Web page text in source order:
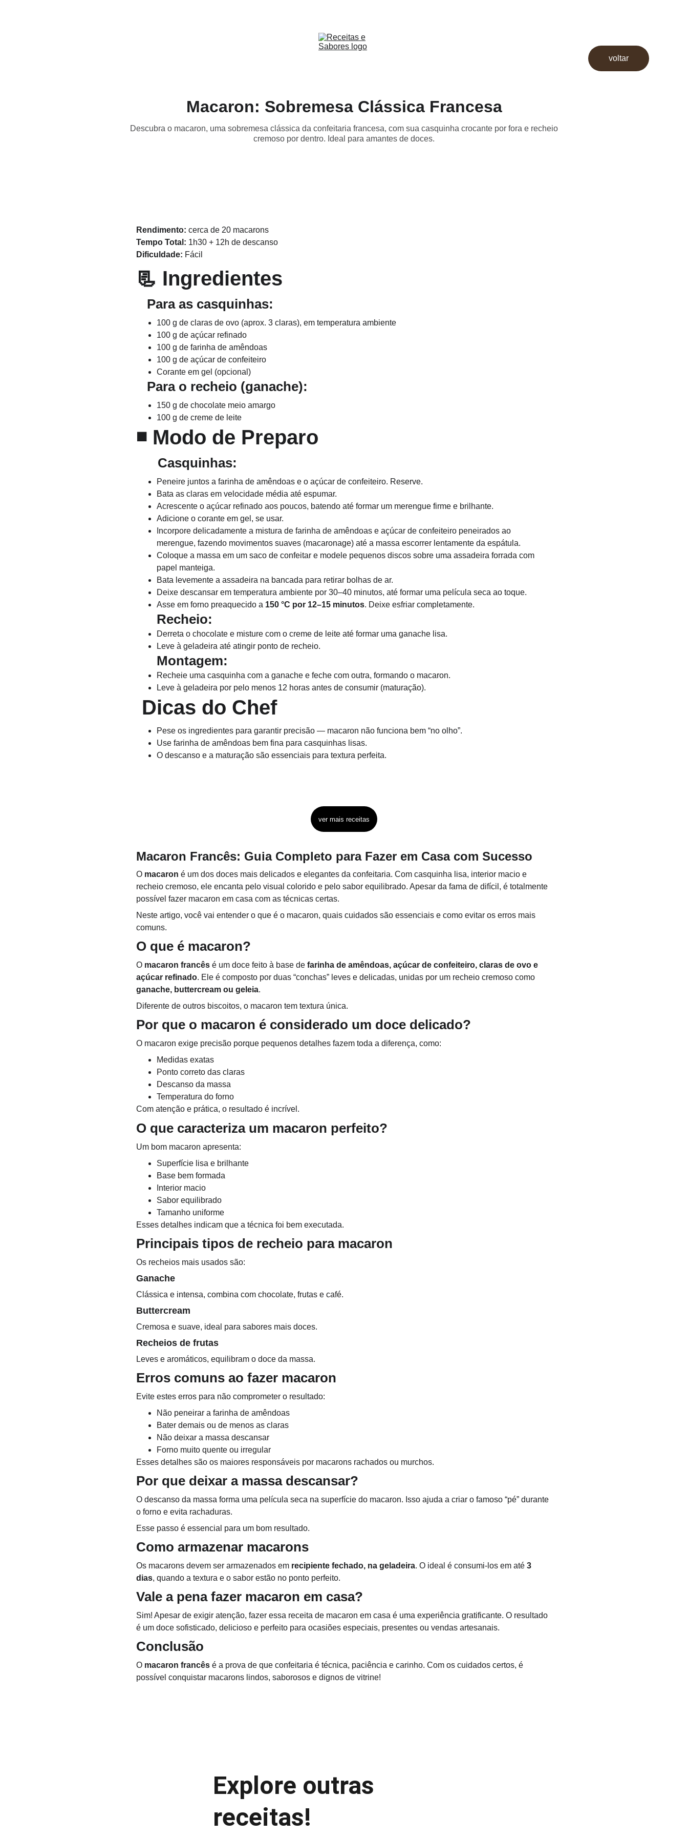
voltar
Macaron: Sobremesa Clássica Francesa
Descubra o macaron, uma sobremesa clássica da confeitaria francesa, com sua casquinha crocante por fora e recheio
cremoso por dentro. Ideal para amantes de doces.
Rendimento: cerca de 20 macarons
Tempo Total: 1h30 + 12h de descanso
Dificuldade: Fácil
📃 Ingredientes
   Para as casquinhas:
100 g de claras de ovo (aprox. 3 claras), em temperatura ambiente
100 g de açúcar refinado
100 g de farinha de amêndoas
100 g de açúcar de confeiteiro
Corante em gel (opcional)
   Para o recheio (ganache):
150 g de chocolate meio amargo
100 g de creme de leite
◾ Modo de Preparo
      Casquinhas:
Peneire juntos a farinha de amêndoas e o açúcar de confeiteiro. Reserve.
Bata as claras em velocidade média até espumar.
Acrescente o açúcar refinado aos poucos, batendo até formar um merengue firme e brilhante.
Adicione o corante em gel, se usar.
Incorpore delicadamente a mistura de farinha de amêndoas e açúcar de confeiteiro peneirados ao
merengue, fazendo movimentos suaves (macaronage) até a massa escorrer lentamente da espátula.
Coloque a massa em um saco de confeitar e modele pequenos discos sobre uma assadeira forrada com
papel manteiga.
Bata levemente a assadeira na bancada para retirar bolhas de ar.
Deixe descansar em temperatura ambiente por 30–40 minutos, até formar uma película seca ao toque.
Asse em forno preaquecido a 150 °C por 12–15 minutos. Deixe esfriar completamente.
Recheio:
Derreta o chocolate e misture com o creme de leite até formar uma ganache lisa.
Leve à geladeira até atingir ponto de recheio.
Montagem:
Recheie uma casquinha com a ganache e feche com outra, formando o macaron.
Leve à geladeira por pelo menos 12 horas antes de consumir (maturação).
Dicas do Chef
Pese os ingredientes para garantir precisão — macaron não funciona bem “no olho”.
Use farinha de amêndoas bem fina para casquinhas lisas.
O descanso e a maturação são essenciais para textura perfeita.
ver mais receitas
Macaron Francês: Guia Completo para Fazer em Casa com Sucesso
O macaron é um dos doces mais delicados e elegantes da confeitaria. Com casquinha lisa, interior macio e
recheio cremoso, ele encanta pelo visual colorido e pelo sabor equilibrado. Apesar da fama de difícil, é totalmente
possível fazer macaron em casa com as técnicas certas.
Neste artigo, você vai entender o que é o macaron, quais cuidados são essenciais e como evitar os erros mais
comuns.
O que é macaron?
O macaron francês é um doce feito à base de farinha de amêndoas, açúcar de confeiteiro, claras de ovo e
açúcar refinado. Ele é composto por duas “conchas” leves e delicadas, unidas por um recheio cremoso como
ganache, buttercream ou geleia.
Diferente de outros biscoitos, o macaron tem textura única.
Por que o macaron é considerado um doce delicado?
O macaron exige precisão porque pequenos detalhes fazem toda a diferença, como:
Medidas exatas
Ponto correto das claras
Descanso da massa
Temperatura do forno
Com atenção e prática, o resultado é incrível.
O que caracteriza um macaron perfeito?
Um bom macaron apresenta:
Superfície lisa e brilhante
Base bem formada
Interior macio
Sabor equilibrado
Tamanho uniforme
Esses detalhes indicam que a técnica foi bem executada.
Principais tipos de recheio para macaron
Os recheios mais usados são:
Ganache
Clássica e intensa, combina com chocolate, frutas e café.
Buttercream
Cremosa e suave, ideal para sabores mais doces.
Recheios de frutas
Leves e aromáticos, equilibram o doce da massa.
Erros comuns ao fazer macaron
Evite estes erros para não comprometer o resultado:
Não peneirar a farinha de amêndoas
Bater demais ou de menos as claras
Não deixar a massa descansar
Forno muito quente ou irregular
Esses detalhes são os maiores responsáveis por macarons rachados ou murchos.
Por que deixar a massa descansar?
O descanso da massa forma uma película seca na superfície do macaron. Isso ajuda a criar o famoso “pé” durante
o forno e evita rachaduras.
Esse passo é essencial para um bom resultado.
Como armazenar macarons
Os macarons devem ser armazenados em recipiente fechado, na geladeira. O ideal é consumi-los em até 3
dias, quando a textura e o sabor estão no ponto perfeito.
Vale a pena fazer macaron em casa?
Sim! Apesar de exigir atenção, fazer essa receita de macaron em casa é uma experiência gratificante. O resultado
é um doce sofisticado, delicioso e perfeito para ocasiões especiais, presentes ou vendas artesanais.
Conclusão
O macaron francês é a prova de que confeitaria é técnica, paciência e carinho. Com os cuidados certos, é
possível conquistar macarons lindos, saborosos e dignos de vitrine!
Explore outras
receitas!